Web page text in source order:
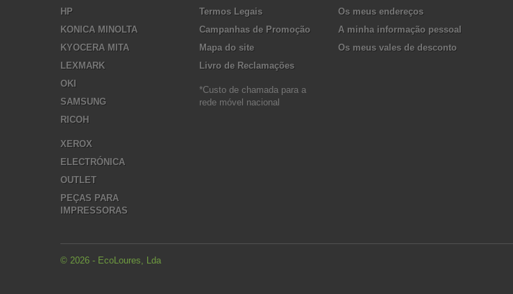
HP
KONICA MINOLTA
KYOCERA MITA
LEXMARK
OKI
SAMSUNG
RICOH
XEROX
ELECTRÓNICA
OUTLET
PEÇAS PARA
IMPRESSORAS
Termos Legais
Campanhas de Promoção
Mapa do site
Livro de Reclamações
*Custo de chamada para a
rede móvel nacional
© 2026 - EcoLoures, Lda
Os meus endereços
A minha informação pessoal
Os meus vales de desconto